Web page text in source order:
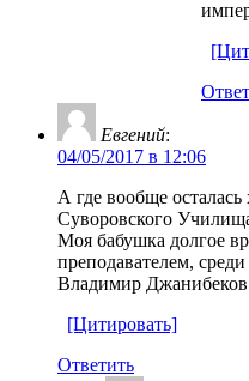
Евгений:
04/05/2017 в 12:06
А где вообще
Суворовского
Моя бабушка долгое
преподавателем,
Владимир
[Цитировать]
Ответить